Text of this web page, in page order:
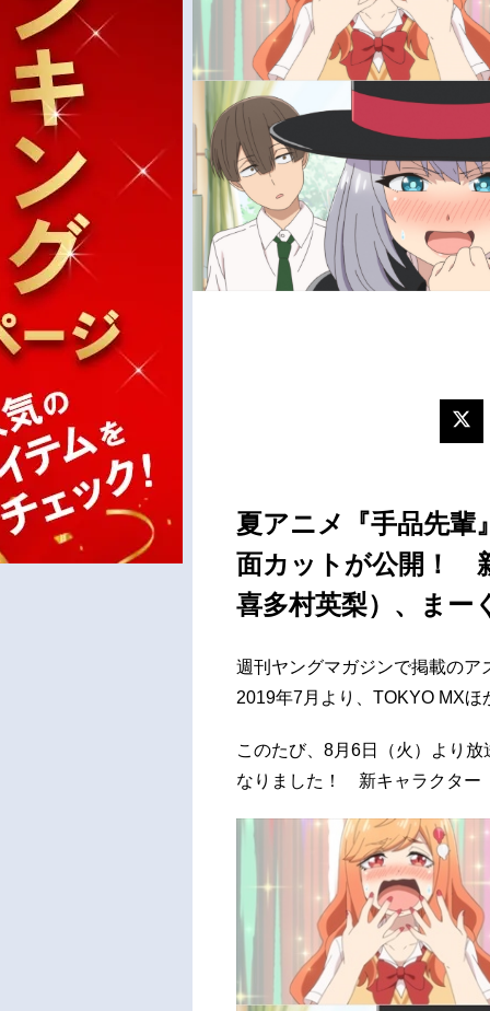
夏アニメ『手品先輩
面カットが公開！
喜多村英梨）、まー
週刊ヤングマガジンで掲載の
2019年7月より、TOKYO MXほ
このたび、8月6日（火）より
なりました！ 新キャラクター